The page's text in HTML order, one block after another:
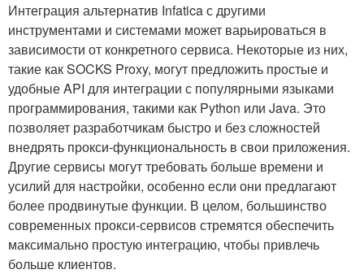
Интеграция альтернатив Infatica с другими
инструментами и системами может варьироваться в
зависимости от конкретного сервиса. Некоторые из них,
такие как SOCKS Proxy, могут предложить простые и
удобные API для интеграции с популярными языками
программирования, такими как Python или Java. Это
позволяет разработчикам быстро и без сложностей
внедрять прокси-функциональность в свои приложения.
Другие сервисы могут требовать больше времени и
усилий для настройки, особенно если они предлагают
более продвинутые функции. В целом, большинство
современных прокси-сервисов стремятся обеспечить
максимально простую интеграцию, чтобы привлечь
больше клиентов.